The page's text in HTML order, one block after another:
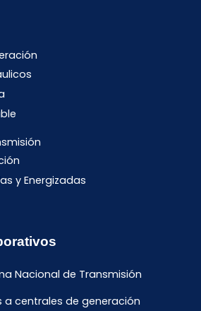
y Energizadas
Nacional de Transmisión
a centrales de generación